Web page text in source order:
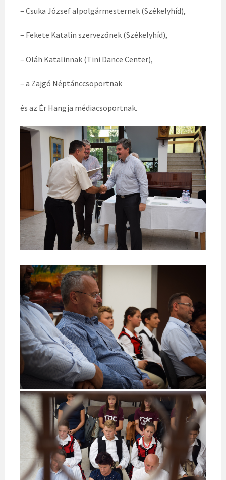
– Csuka József alpolgármesternek (Székelyhíd),
– Fekete Katalin szervezőnek (Székelyhíd),
– Oláh Katalinnak (Tini Dance Center),
– a Zajgó Néptánccsoportnak
és az Ér Hangja médiacsoportnak.